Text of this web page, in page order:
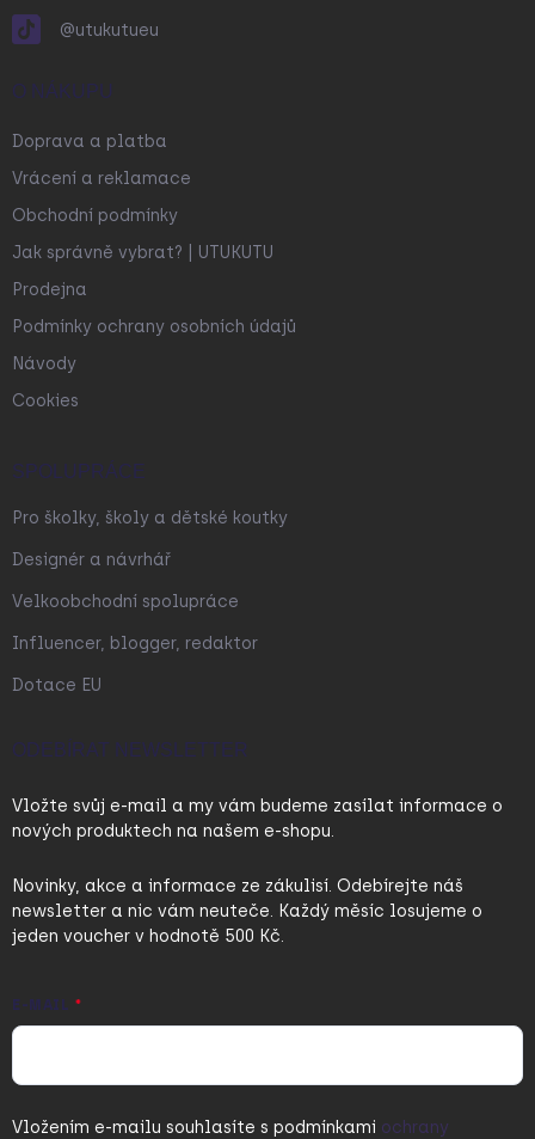
@utukutueu
O NÁKUPU
Doprava a platba
Vrácení a reklamace
Obchodní podmínky
Jak správně vybrat? | UTUKUTU
Prodejna
Podmínky ochrany osobních údajů
Návody
Cookies
SPOLUPRÁCE
Pro školky, školy a dětské koutky
Designér a návrhář
Velkoobchodní spolupráce
Influencer, blogger, redaktor
Dotace EU
ODEBÍRAT NEWSLETTER
Vložte svůj e-mail a my vám budeme zasílat informace o
nových produktech na našem e-shopu.
Novinky, akce a informace ze zákulisí. Odebírejte náš
newsletter a nic vám neuteče. Každý měsíc losujeme o
jeden voucher v hodnotě 500 Kč.
E-MAIL
Vložením e-mailu souhlasíte s podmínkami ochrany